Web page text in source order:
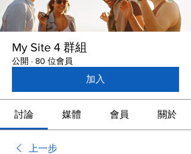
My Site 4 群組
公開 · 80 位會員
加入
討論 媒體 會員 關於
上一步